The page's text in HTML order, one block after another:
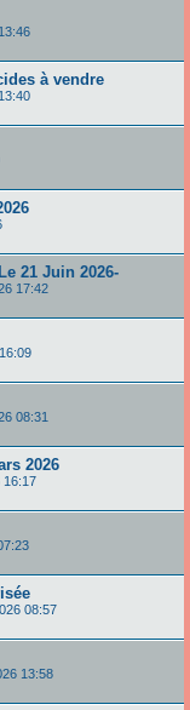
à vendre
21 Juin 2026-
17:42
08:31
2026
16:17
08:57
13:58